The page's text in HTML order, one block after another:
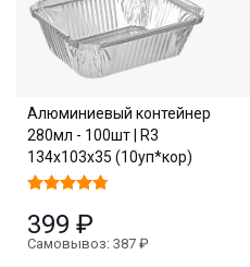
Алюминиевый контейнер
280мл - 100шт | R3
134х103х35 (10уп*кор)
399 ₽
Самовывоз: 387 ₽